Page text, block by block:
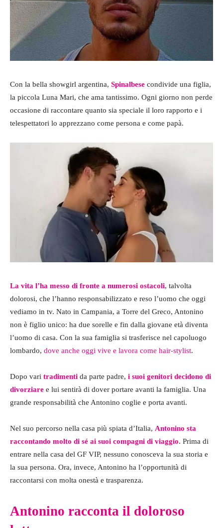
Con la bella showgirl argentina, Spinalbese condivide una figlia,
la piccola Luna Mari, che ama tantissimo. Ogni giorno non perde
occasione di raccontare quanto sia speciale il loro rapporto e i
telespettatori lo apprezzano come persona e come papà.
La vita l’ha messo di fronte a numerosi ostacoli, talvolta
dolorosi, che l’hanno responsabilizzato e reso l’uomo che oggi
vediamo in tv. Nato in Campania, a Torre del Greco, Antonino
non è figlio unico: ha due sorelle e fin dalla giovane età diventa
l’uomo di casa. Con la sua famiglia si trasferisce nel capoluogo
lombardo, dove anche oggi vive e lavora come hair-stylist.
Dopo vari tradimenti da parte padre, i suoi genitori decidono di
divorziare e lui sentirà di dover portare avanti la famiglia. Una
grande responsabilità che Antonino coglie e porta avanti.
Nel suo percorso nella casa più spiata d’Italia, Antonino sta
raccontando molto di sé ai suoi compagni di viaggio. Prima di
entrare nella casa del GF VIP, nessuno conosceva la sua storia e
la sua persona. Ora, invece, Antonino ha l’opportunità di
raccontarsi con molta onestà e trasparenza.
Antonino racconta il doloroso